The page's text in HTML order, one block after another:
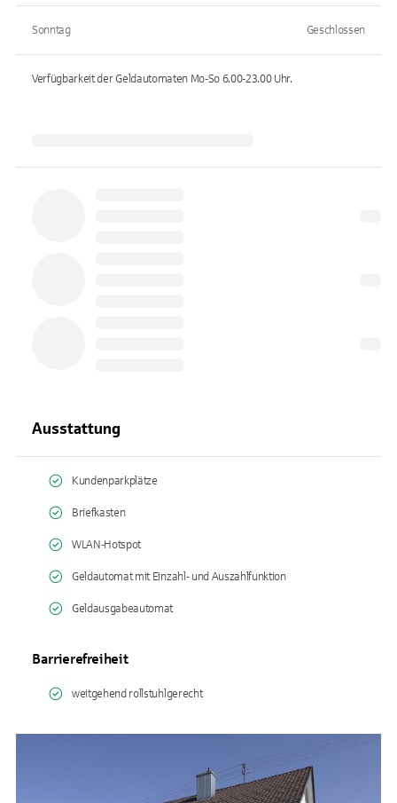
Sonntag Geschlossen
Verfügbarkeit der Geldautomaten Mo-So 6.00-23.00Uhr.
Ausstattung
Kundenparkplätze
Briefkasten
WLAN-Hotspot
Geldautomat mit Einzahl- und Auszahlfunktion
Geldausgabeautomat
Barrierefreiheit
weitgehend rollstuhlgerecht